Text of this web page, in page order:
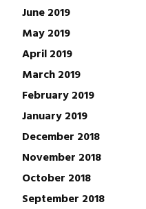
June 2019
May 2019
April 2019
March 2019
February 2019
January 2019
December 2018
November 2018
October 2018
September 2018